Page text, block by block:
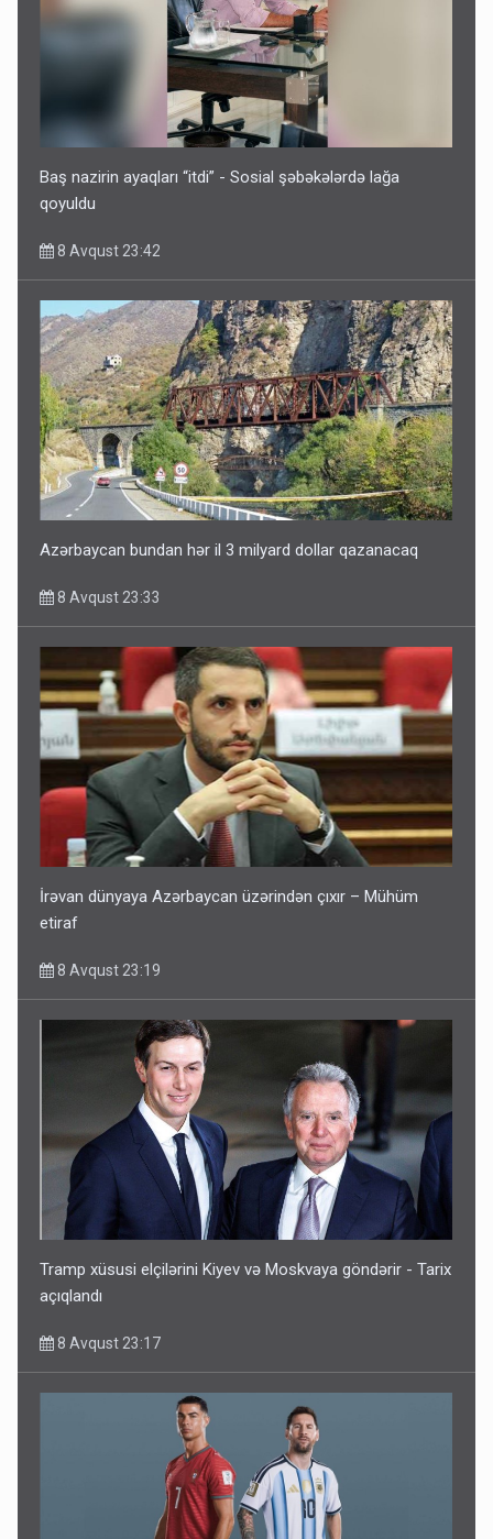
Baş nazirin ayaqları “itdi” - Sosial şəbəkələrdə lağa
qoyuldu
8 Avqust 23:42
Azərbaycan bundan hər il 3 milyard dollar qazanacaq
8 Avqust 23:33
İrəvan dünyaya Azərbaycan üzərindən çıxır – Mühüm
etiraf
8 Avqust 23:19
Tramp xüsusi elçilərini Kiyev və Moskvaya göndərir - Tarix
açıqlandı
8 Avqust 23:17